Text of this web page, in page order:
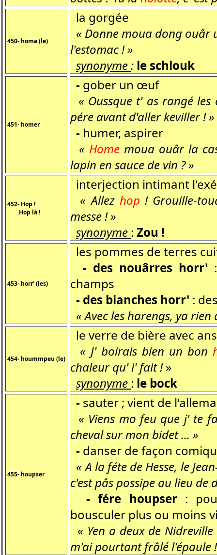
450- homa (le)
la gorgée
« Donne moua dong ouâr
l'estomac ! »
synonyme: le schlouk
451- homer
- gober un œuf
« Oussque t' as rangé
pére avant d'aller keviller ! »
- humer, aspirer
« Home moua ouâr la
lapin en sauce de vin ? »
452- Hop !
Hop là !
interjection intimant
« Allez hop ! Grouille-
messe ! »
synonyme : Zou !
453- horr' (les)
les pommes de terres
- des nouârres horr'
champs
- des bianches horr' :
« Avec les harengs, ya
454- hoummpeu (le)
le verre de bière avec
« J' boirais bien un bon
chaleur qu' i' fait !»
synonyme : le bock
455- houpser
- sauter ; vient de
« Viens mo feu que j' te
cheval sur mon bidet ... »
- danser de façon
« A la féte de Hesse, le
c'est pâs possipe au lieu de
- fére houpser:
bousculer plus ou moins
« Yen a deux de
m'ai pourtant frâlé l'épaule